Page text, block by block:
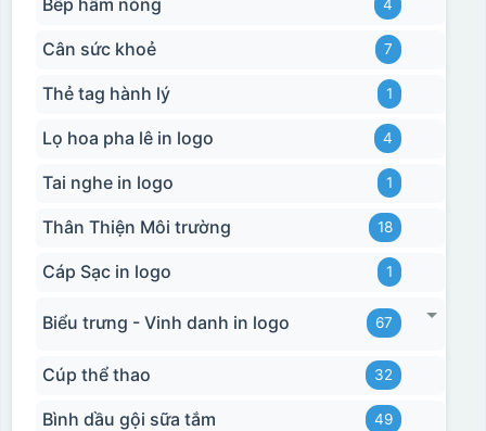
4
Cân sức khoẻ 7
Thẻ tag hành lý 1
Lọ hoa pha lê in logo 4
Tai nghe in logo 1
Thân Thiện Môi trường 18
Cáp Sạc in logo 1
Biểu trưng - Vinh danh in logo 67
Cúp thể thao 32
Bình dầu gội sữa tắm 49